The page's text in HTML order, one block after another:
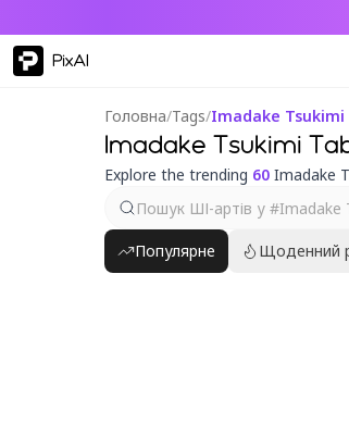
PixAI
Головна/Tags/Imadake Tsukimi
Imadake Tsukimi
Explore the trending 60 Imadake
Популярне Щоденний